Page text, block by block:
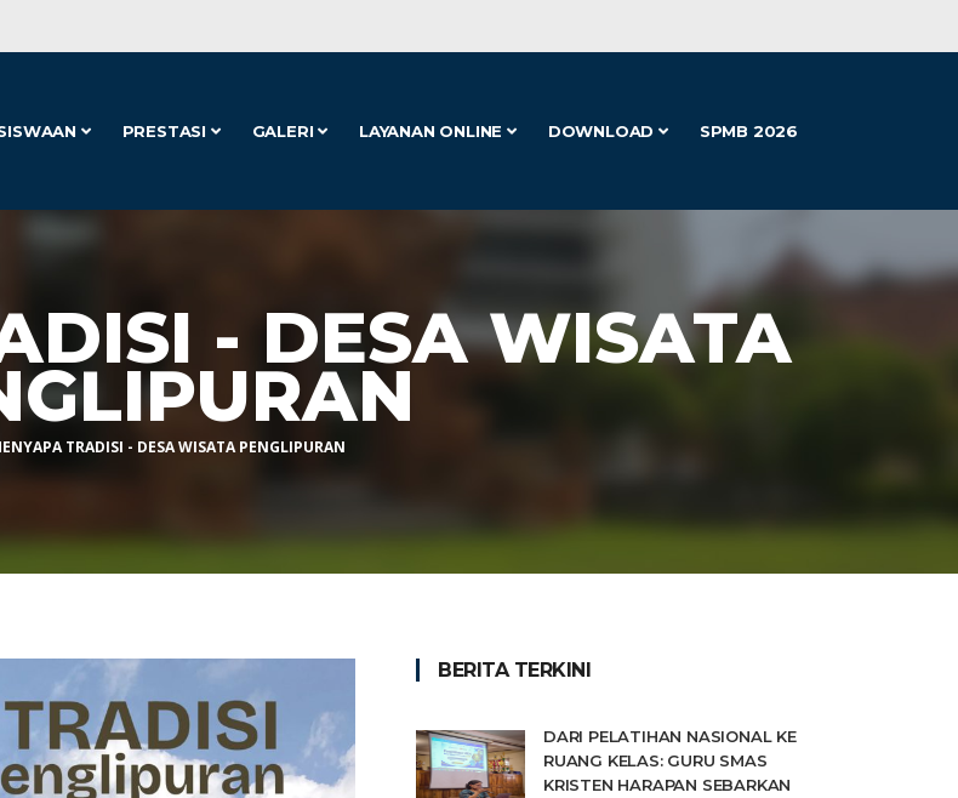
PRESTASI GALERI LAYANAN ONLINE DOWNLOAD SPMB 2026
- DESA WISATA
TRADISI - DESA WISATA PENGLIPURAN
BERITA TERKINI
DARI PELATIHAN NASIONAL KE
RUANG KELAS: GURU SMAS
KRISTEN HARAPAN SEBARKAN